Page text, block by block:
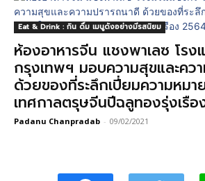
Eat & Drink : กิน ดื่ม เมนูดังอย่างมีรสนิยม
ห้องอาหารจีน แชงพาเลซ โรง
กรุงเทพฯ มอบความสุขและคว
ด้วยของที่ระลึกเปี่ยมความหมา
เทศกาลตรุษจีนปีฉลูทองรุ่งเรื
Padanu Chanpradab - 09/02/2021